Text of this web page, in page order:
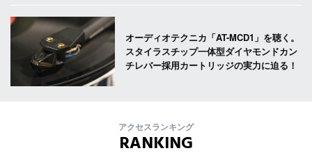
オーディオテクニカ「AT-MCD1」を聴く。
スタイラスチップ一体型ダイヤモンドカン
チレバー採用カートリッジの実力に迫る！
アクセスランキング
RANKING